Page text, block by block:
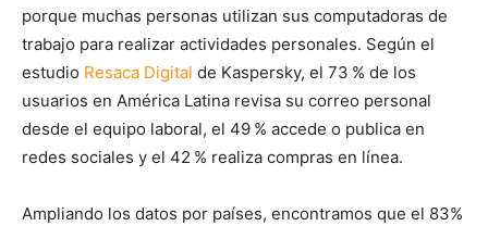
porque muchas personas utilizan sus computadoras de
trabajo para realizar actividades personales. Según el
estudio Resaca Digital de Kaspersky, el 73 % de los
usuarios en América Latina revisa su correo personal
desde el equipo laboral, el 49 % accede o publica en
redes sociales y el 42 % realiza compras en línea.
Ampliando los datos por países, encontramos que el 83%